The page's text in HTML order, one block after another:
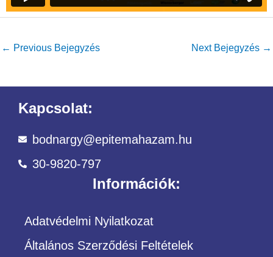
← Previous Bejegyzés Next Bejegyzés →
Kapcsolat:
bodnargy@epitemahazam.hu
30-9820-797
Információk:
Adatvédelmi Nyilatkozat
Általános Szerződési Feltételek